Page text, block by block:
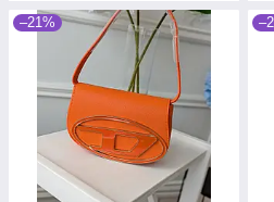
–21%